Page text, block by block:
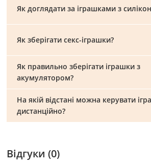
Як доглядати за іграшками з
Як зберігати секс-іграшки?
Як правильно зберігати іграшки з
акумулятором?
На якій відстані можна керувати
дистанційно?
Відгуки (0)